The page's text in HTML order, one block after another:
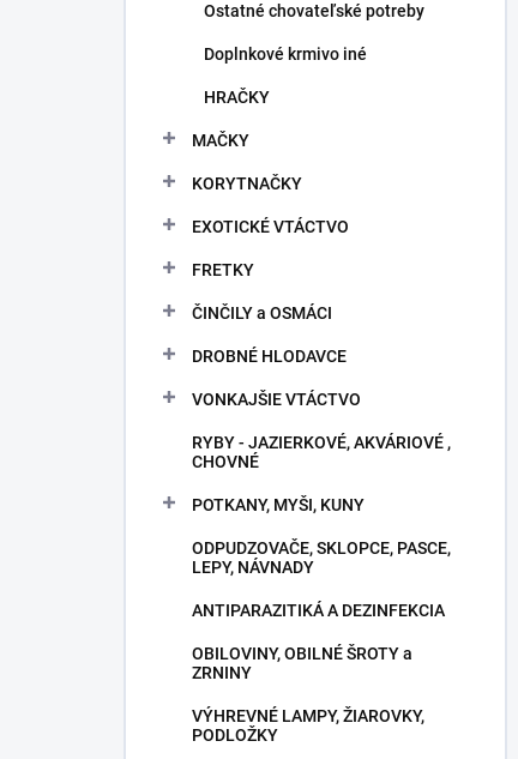
Ostatné chovateľské potreby
Doplnkové krmivo iné
HRAČKY
MAČKY
KORYTNAČKY
EXOTICKÉ VTÁCTVO
FRETKY
ČINČILY a OSMÁCI
DROBNÉ HLODAVCE
VONKAJŠIE VTÁCTVO
RYBY - JAZIERKOVÉ, AKVÁRIOVÉ ,
CHOVNÉ
POTKANY, MYŠI, KUNY
ODPUDZOVAČE, SKLOPCE, PASCE,
LEPY, NÁVNADY
ANTIPARAZITIKÁ A DEZINFEKCIA
OBILOVINY, OBILNÉ ŠROTY a
ZRNINY
VÝHREVNÉ LAMPY, ŽIAROVKY,
PODLOŽKY